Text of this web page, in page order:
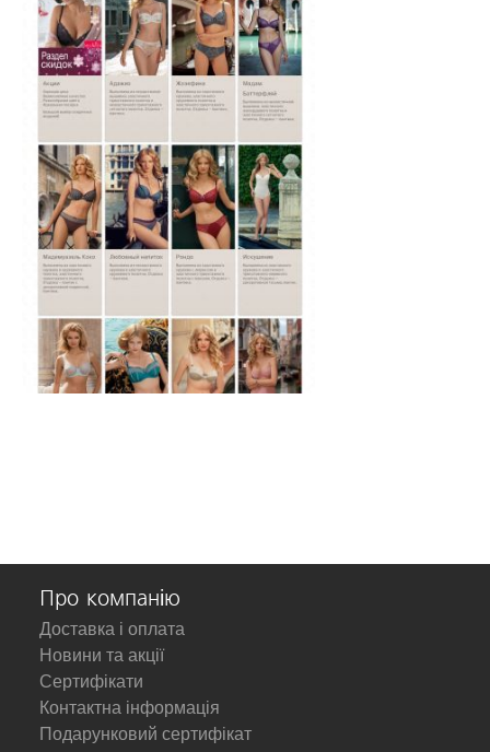
Про компанію
Доставка і оплата
Новини та акції
Сертифікати
Контактна інформація
Подарунковий сертифікат